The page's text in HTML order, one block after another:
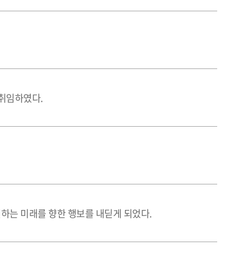
임하였다.
는 미래를 향한 행보를 내딛게 되었다.